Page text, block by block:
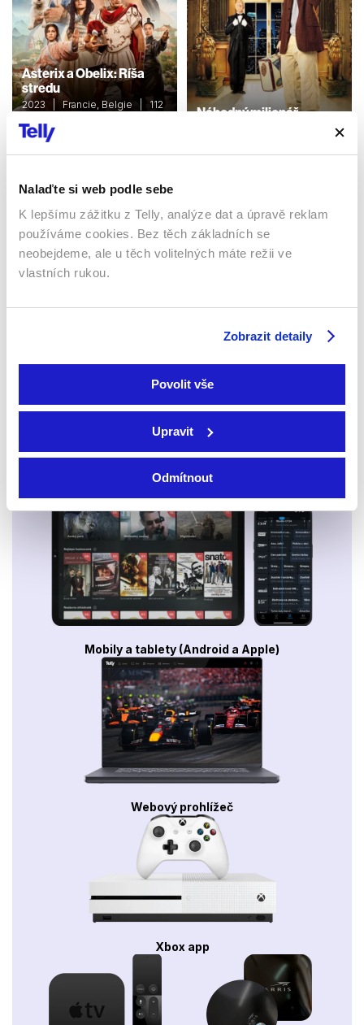
Nalaďte si web podle sebe
K lepšímu zážitku z Telly, analýze dat a úpravě reklam
používáme cookies. Bez těch základních se
neobejdeme, ale u těch volitelných máte režii ve
vlastních rukou.
Zobrazit detaily
Povolit vše
Upravit
Odmítnout
Asterix a Obelix: Ríša
stredu
2023 | Francie, Belgie | 112
Filmy / Dobrodružné /
Rodinné / Komedie / Dětské
Náhodný milionář
Sledujte kdekoliv až na 6 zařízeních
Sledovat internetovou televizi jde odkudkoliv
po celé EU, a to až na 6 zařízeních.
Smart TV - Android, Google, Samsung, LG, VIDAA
Mobily a tablety (Android a Apple)
Webový prohlížeč
Xbox app